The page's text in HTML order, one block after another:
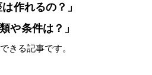
作れるの？」
や条件は？」
きる記事です。